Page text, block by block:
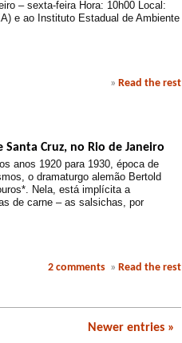
– sexta-feira Hora: 10h00 Local:
e ao Instituto Estadual de Ambiente
» Read the rest
Cruz, no Rio de Janeiro
anos 1920 para 1930, época de
o dramaturgo alemão Bertold
Nela, está implícita a
de carne – as salsichas, por
2 comments » Read the rest
Newer entries »